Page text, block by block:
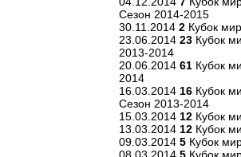
Сезон 2014-2015
30.11.2014 2 Кубок
23.06.2014 23 Кубок
2013-2014
20.06.2014 61 Кубок
2014
16.03.2014 16 Кубок
Сезон 2013-2014
15.03.2014 12 Кубок
13.03.2014 12 Кубок
09.03.2014 5 Кубок